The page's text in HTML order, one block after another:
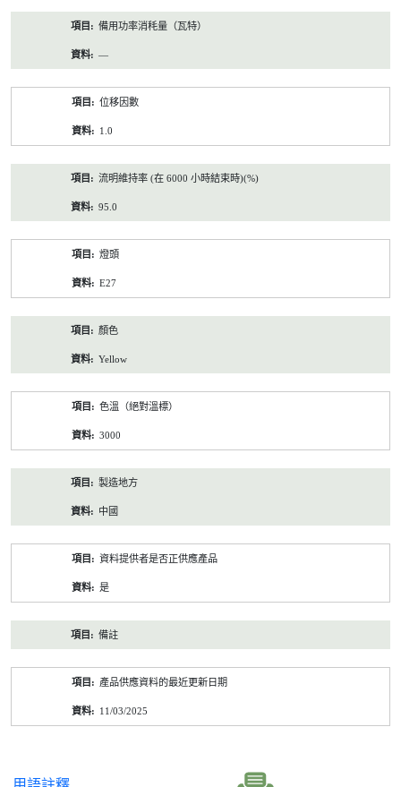
備用功率消秏量（瓦特）
—
位移因數
1.0
流明維持率 (在 6000 小時結束時)(%)
95.0
燈頭
E27
顏色
Yellow
色溫（絕對溫標）
3000
製造地方
中國
資料提供者是否正供應產品
是
備註
產品供應資料的最近更新日期
11/03/2025